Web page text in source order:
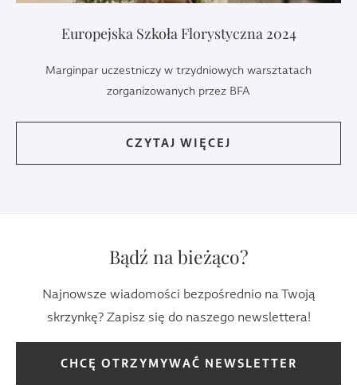
Europejska Szkoła Florystyczna 2024
Marginpar uczestniczy w trzydniowych warsztatach
zorganizowanych przez BFA
CZYTAJ WIĘCEJ
Bądź na bieżąco?
Najnowsze wiadomości bezpośrednio na Twoją
skrzynkę? Zapisz się do naszego newslettera!
CHCĘ OTRZYMYWAĆ NEWSLETTER